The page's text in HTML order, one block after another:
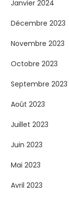
Janvier 2024
Décembre 2023
Novembre 2023
Octobre 2023
Septembre 2023
Août 2023
Juillet 2023
Juin 2023
Mai 2023
Avril 2023